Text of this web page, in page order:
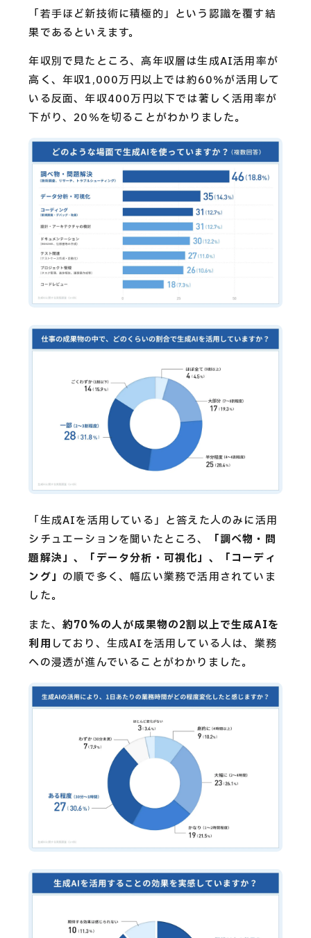
「若手ほど新技術に積極的」という認識を覆す結
果であるといえます。
年収別で見たところ、高年収層は生成AI活用率が
高く、年収1,000万円以上では約60％が活用して
いる反面、年収400万円以下では著しく活用率が
下がり、20％を切ることがわかりました。
「生成AIを活用している」と答えた人のみに活用
シチュエーションを聞いたところ、
「調べ物・問
題解決」、「データ分析・可視化」、「コーディ
ング」 の順で多く、幅広い業務で活用されていま
した。
また、約70%の人が成果物の2割以上で生成AIを
利用 しており、生成AIを活用している人は、業務
への浸透が進んでいることがわかりました。